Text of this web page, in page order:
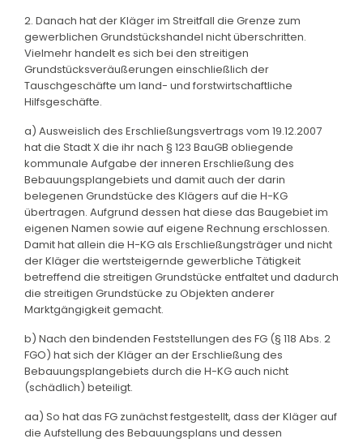
2. Danach hat der Kläger im Streitfall die Grenze zum
gewerblichen Grundstückshandel nicht überschritten.
Vielmehr handelt es sich bei den streitigen
Grundstücksveräußerungen einschließlich der
Tauschgeschäfte um land- und forstwirtschaftliche
Hilfsgeschäfte.
a) Ausweislich des Erschließungsvertrags vom 19.12.2007
hat die Stadt X die ihr nach § 123 BauGB obliegende
kommunale Aufgabe der inneren Erschließung des
Bebauungsplangebiets und damit auch der darin
belegenen Grundstücke des Klägers auf die H-KG
übertragen. Aufgrund dessen hat diese das Baugebiet im
eigenen Namen sowie auf eigene Rechnung erschlossen.
Damit hat allein die H-KG als Erschließungsträger und nicht
der Kläger die wertsteigernde gewerbliche Tätigkeit
betreffend die streitigen Grundstücke entfaltet und dadurch
die streitigen Grundstücke zu Objekten anderer
Marktgängigkeit gemacht.
b) Nach den bindenden Feststellungen des FG (§ 118 Abs. 2
FGO) hat sich der Kläger an der Erschließung des
Bebauungsplangebiets durch die H-KG auch nicht
(schädlich) beteiligt.
aa) So hat das FG zunächst festgestellt, dass der Kläger auf
die Aufstellung des Bebauungsplans und dessen